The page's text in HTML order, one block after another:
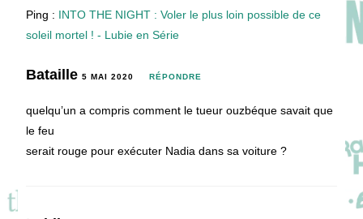
Ping : INTO THE NIGHT : Voler le plus loin possible de ce
soleil mortel ! - Lubie en Série
Bataille5 MAI 2020 RÉPONDRE
quelqu’un a compris comment le tueur ouzbéque savait que
le feu
serait rouge pour exécuter Nadia dans sa voiture ?